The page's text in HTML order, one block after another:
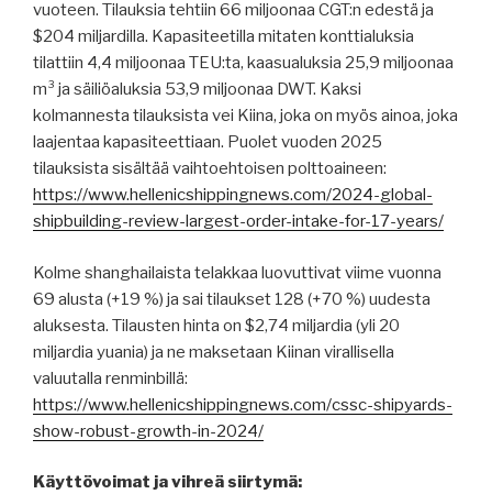
vuoteen. Tilauksia tehtiin 66 miljoonaa CGT:n edestä ja
$204 miljardilla. Kapasiteetilla mitaten konttialuksia
tilattiin 4,4 miljoonaa TEU:ta, kaasualuksia 25,9 miljoonaa
m³ ja säiliöaluksia 53,9 miljoonaa DWT. Kaksi
kolmannesta tilauksista vei Kiina, joka on myös ainoa, joka
laajentaa kapasiteettiaan. Puolet vuoden 2025
tilauksista sisältää vaihtoehtoisen polttoaineen:
https://www.hellenicshippingnews.com/2024-global-
shipbuilding-review-largest-order-intake-for-17-years/
Kolme shanghailaista telakkaa luovuttivat viime vuonna
69 alusta (+19 %) ja sai tilaukset 128 (+70 %) uudesta
aluksesta. Tilausten hinta on $2,74 miljardia (yli 20
miljardia yuania) ja ne maksetaan Kiinan virallisella
valuutalla renminbillä:
https://www.hellenicshippingnews.com/cssc-shipyards-
show-robust-growth-in-2024/
Käyttövoimat ja vihreä siirtymä: